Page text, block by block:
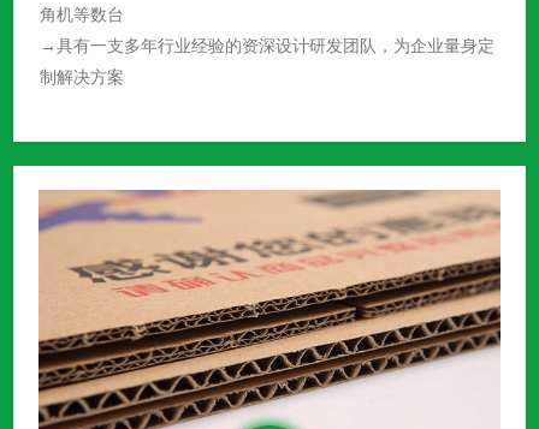
角机等数台
→具有一支多年行业经验的资深设计研发团队，为企业量身定
制解决方案